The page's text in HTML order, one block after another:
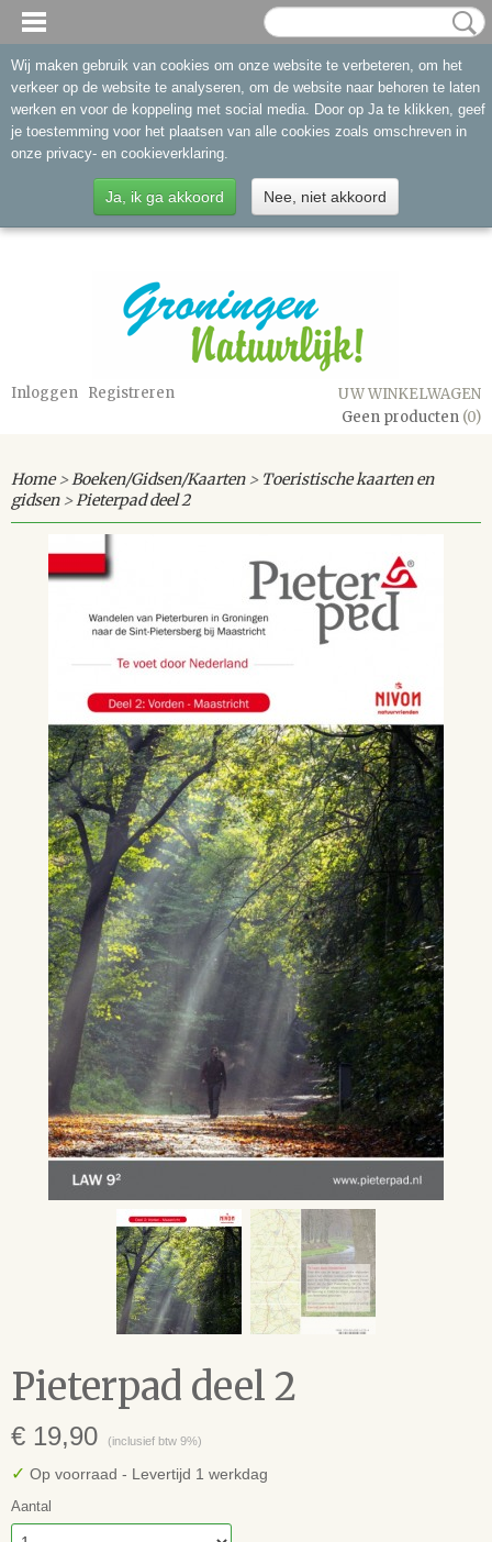
Inloggen Registreren
UW WINKELWAGEN
Geen producten (0)
Home>Boeken/Gidsen/Kaarten> Toeristische kaarten en
gidsen>Pieterpad deel 2
Pieterpad deel 2
€ 19,90 (inclusief btw 9%)
✓ Op voorraad - Levertijd 1 werkdag
Aantal
Wij maken gebruik van cookies om onze website te verbeteren, om het
verkeer op de website te analyseren, om de website naar behoren te laten
werken en voor de koppeling met social media. Door op Ja te klikken, geef
je toestemming voor het plaatsen van alle cookies zoals omschreven in
onze privacy- en cookieverklaring.
Ja, ik ga akkoord Nee, niet akkoord